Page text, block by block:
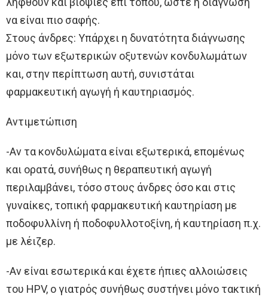
να είναι πιο σαφής.
Στους άνδρες: Yπάρχει η δυνατότητα διάγνωσης
μόνο των εξωτερικών οξυτενών κονδυλωμάτων
και, στην περίπτωση αυτή, συνιστάται
φαρμακευτική αγωγή ή καυτηριασμός.
Αντιμετώπιση
-Aν τα κονδυλώματα είναι εξωτερικά, επομένως
και ορατά, συνήθως η θεραπευτική αγωγή
περιλαμβάνει, τόσο στους άνδρες όσο και στις
γυναίκες, τοπική φαρμακευτική καυτηρίαση με
ποδοφυλλίνη ή ποδοφυλλοτοξίνη, ή καυτηρίαση π.χ.
με λέιζερ.
-Aν είναι εσωτερικά και έχετε ήπιες αλλοιώσεις
του HPV, ο γιατρός συνήθως συστήνει μόνο τακτική